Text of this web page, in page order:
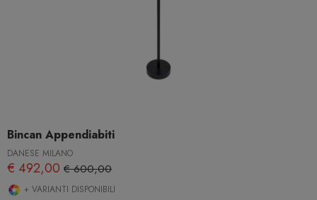
Bincan Appendiabiti
DANESE MILANO
€ 492,00 € 600,00
+ VARIANTI DISPONIBILI